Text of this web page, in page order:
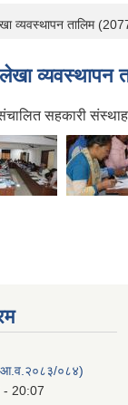
व्यवस्थापन तालिम
व्यवस्थापन
संचालित सहकारी
(आ.व.२०८३/०८४)
- 20:07